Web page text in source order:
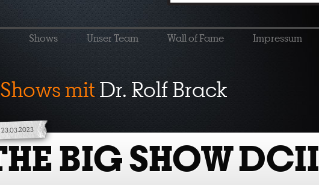
Shows Unser Team Wall of Fame Impressum
mitDr. Rolf Brack
BIG SHOW DCII